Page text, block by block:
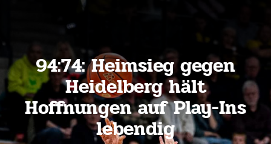
94:74: Heimsieg gegen
Heidelberg hält
Hoffnungen auf Play-Ins
lebendig